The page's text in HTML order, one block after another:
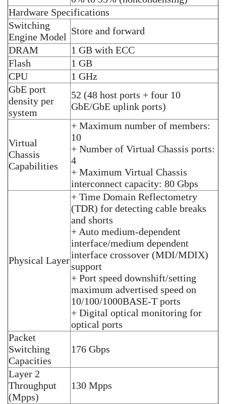
Hardware Specifications
Switching
Engine Model
Store and forward
DRAM
1 GB with ECC
Flash
1 GB
CPU
1 GHz
GbE port
density per
system
52 (48 host ports + four 10
GbE/GbE uplink ports)
Virtual
Chassis
Capabilities
+ Maximum number of members:
10
+ Number of Virtual Chassis ports:
4
+ Maximum Virtual Chassis
interconnect capacity: 80 Gbps
Physical Layer
+ Time Domain Reflectometry
(TDR) for detecting cable breaks
and shorts
+ Auto medium-dependent
interface/medium dependent
interface crossover (MDI/MDIX)
support
+ Port speed downshift/setting
maximum advertised speed on
10/100/1000BASE-T ports
+ Digital optical monitoring for
optical ports
Packet
Switching
Capacities
176 Gbps
Layer 2
Throughput
(Mpps)
130 Mpps